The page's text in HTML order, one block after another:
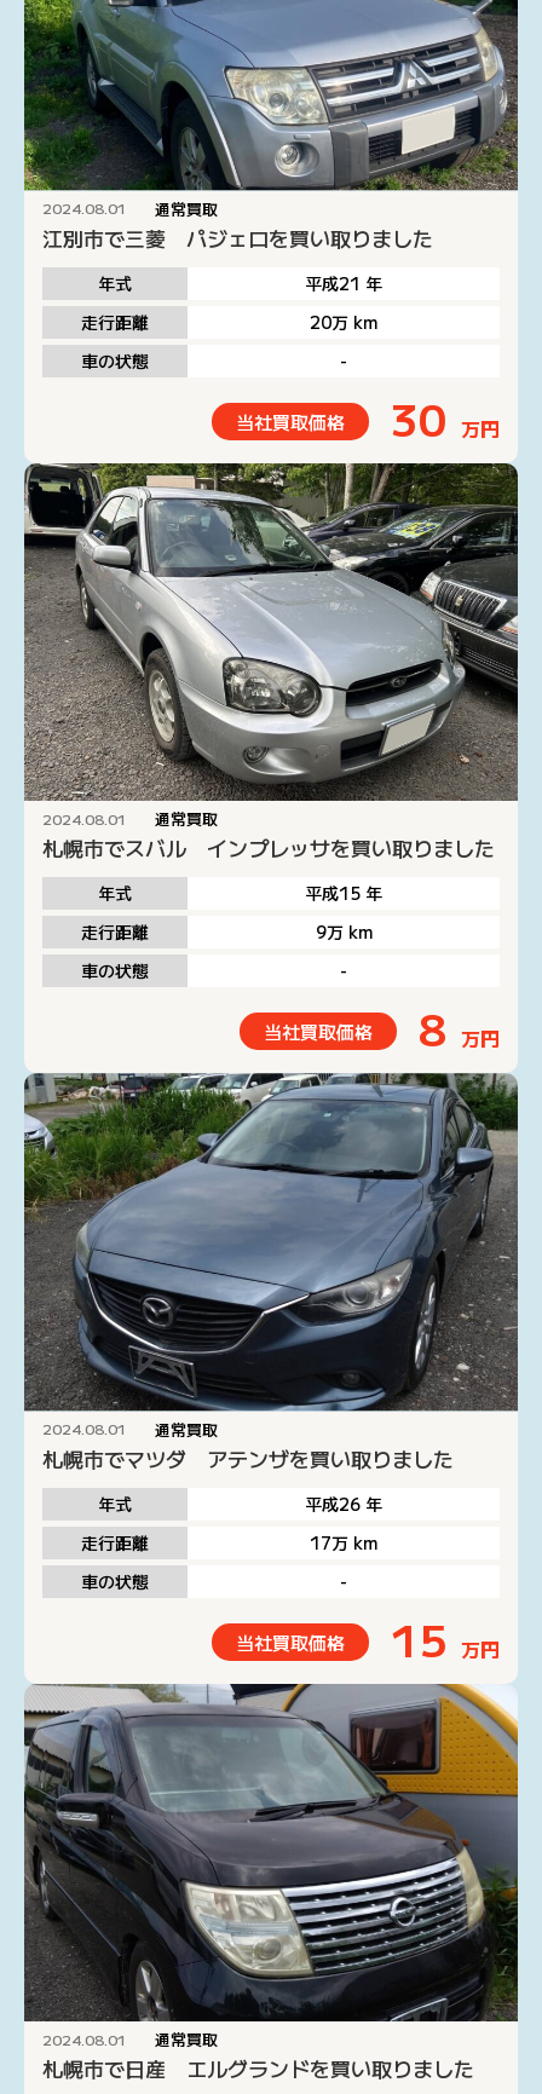
2024.08.01 通常買取
江別市で三菱 パジェロを買い取りました
年式 平成21 年
走行距離
20万 km
車の状態
-
当社買取価格 30 万円
2024.08.01 通常買取
札幌市でスバル インプレッサを買い取りました
年式 平成15 年
走行距離
9万 km
車の状態
-
当社買取価格 8 万円
2024.08.01 通常買取
札幌市でマツダ アテンザを買い取りました
年式 平成26 年
走行距離
17万 km
車の状態
-
当社買取価格 15 万円
2024.08.01 通常買取
札幌市で日産 エルグランドを買い取りました